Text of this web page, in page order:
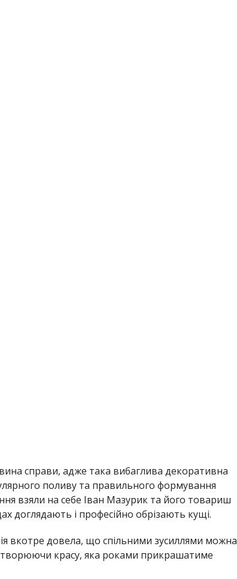
справи, адже така вибаглива декоративна
поливу та правильного формування
взяли на себе Іван Мазурик та його товариш
доглядають і професійно обрізають кущі.
вкотре довела, що спільними зусиллями можна
красу, яка роками прикрашатиме